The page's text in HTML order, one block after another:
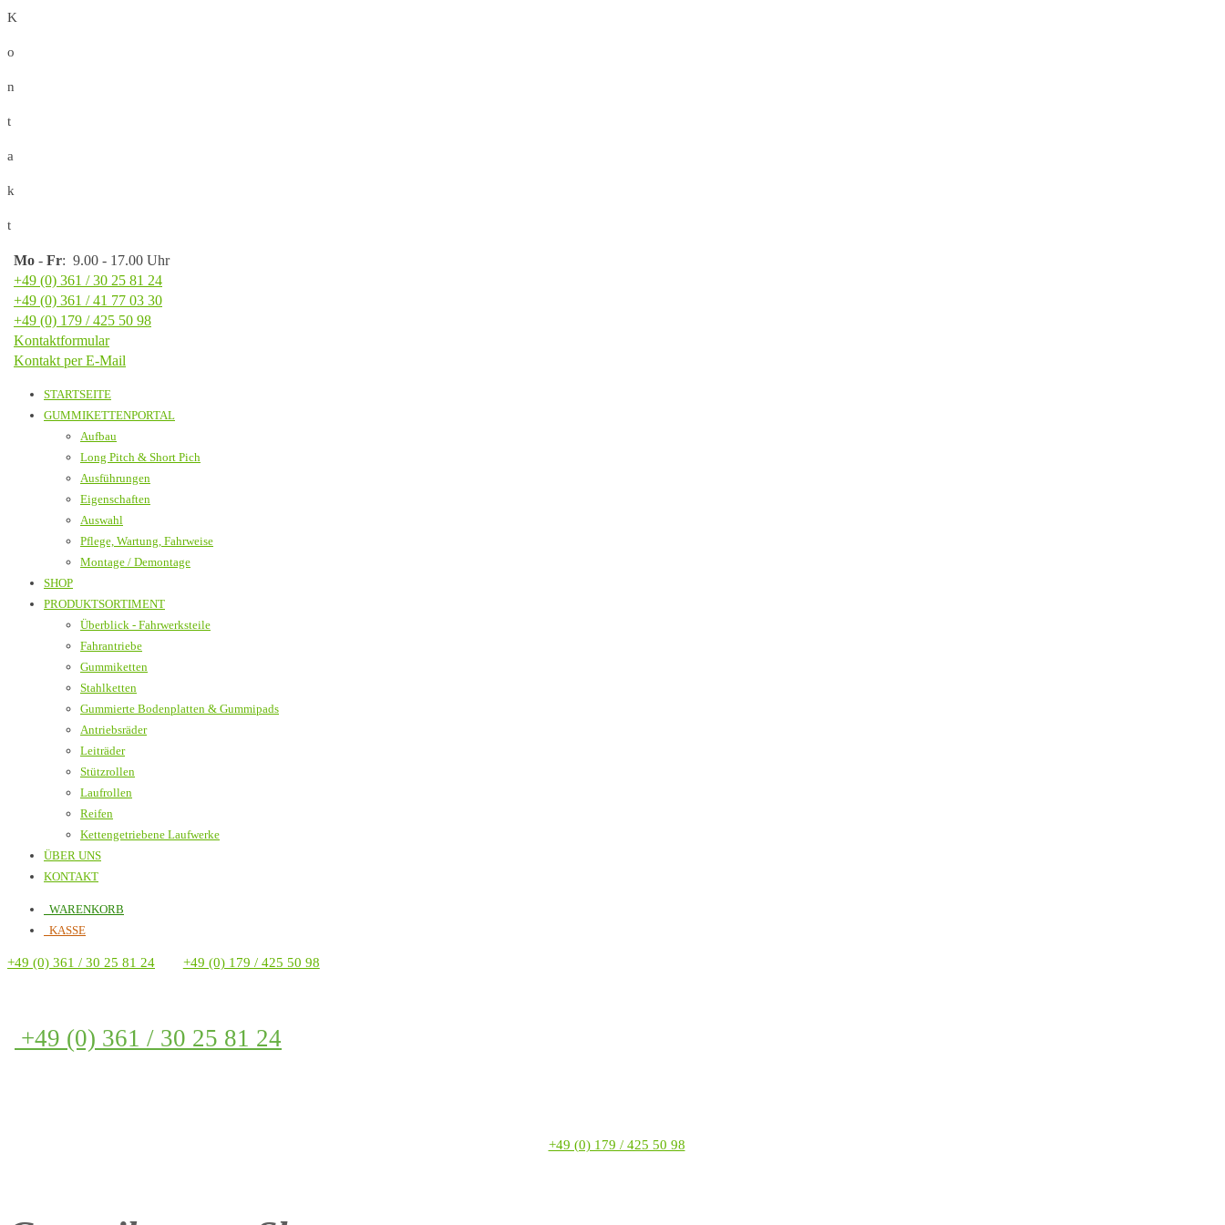
K
o
n
t
a
k
t
Mo - Fr: 9.00 - 17.00 Uhr
+49 (0) 361 / 30 25 81 24
+49 (0) 361 / 41 77 03 30
+49 (0) 179 / 425 50 98
Kontaktformular
Kontakt per E-Mail
STARTSEITE
GUMMIKETTENPORTAL
Aufbau
Long Pitch & Short Pich
Ausführungen
Eigenschaften
Auswahl
Pflege, Wartung, Fahrweise
Montage / Demontage
SHOP
PRODUKTSORTIMENT
Überblick - Fahrwerksteile
Fahrantriebe
Gummiketten
Stahlketten
Gummierte Bodenplatten & Gummipads
Antriebsräder
Leiträder
Stützrollen
Laufrollen
Reifen
Kettengetriebene Laufwerke
ÜBER UNS
KONTAKT
WARENKORB
KASSE
+49 (0) 361 / 30 25 81 24 +49 (0) 179 / 425 50 98
+49 (0) 361 / 30 25 81 24
+49 (0) 179 / 425 50 98